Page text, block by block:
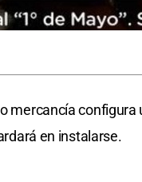
mercancía configura
en instalarse.